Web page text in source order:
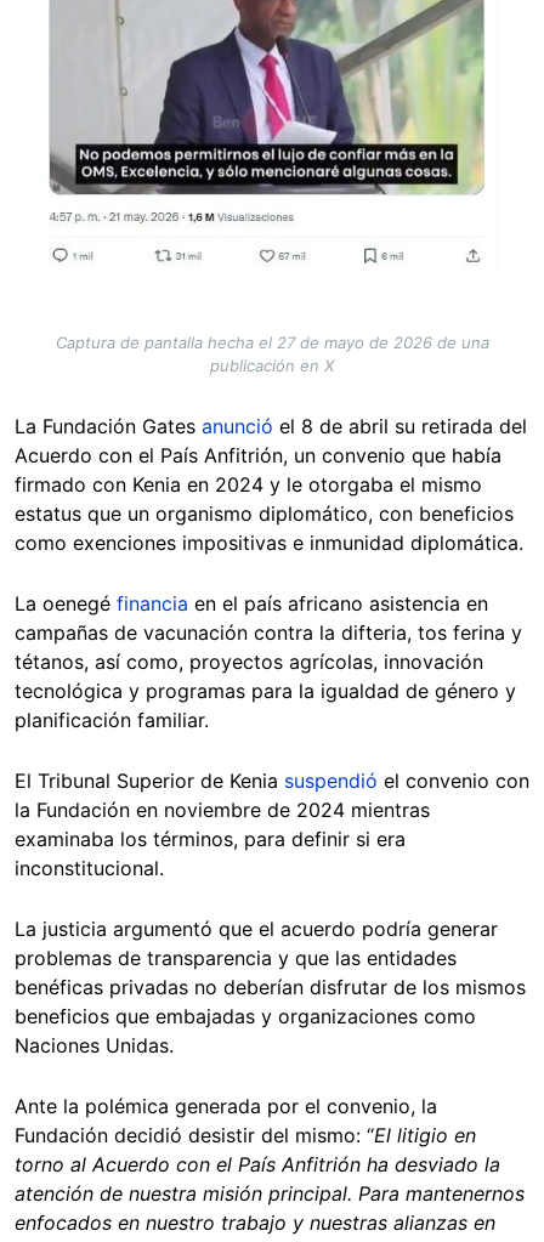
Captura de pantalla hecha el 27 de mayo de 2026 de una
publicación en X
La Fundación Gates anunció el 8 de abril su retirada del
Acuerdo con el País Anfitrión, un convenio que había
firmado con Kenia en 2024 y le otorgaba el mismo
estatus que un organismo diplomático, con beneficios
como exenciones impositivas e inmunidad diplomática.
La oenegé financia en el país africano asistencia en
campañas de vacunación contra la difteria, tos ferina y
tétanos, así como, proyectos agrícolas, innovación
tecnológica y programas para la igualdad de género y
planificación familiar.
El Tribunal Superior de Kenia suspendió el convenio con
la Fundación en noviembre de 2024 mientras
examinaba los términos, para definir si era
inconstitucional.
La justicia argumentó que el acuerdo podría generar
problemas de transparencia y que las entidades
benéficas privadas no deberían disfrutar de los mismos
beneficios que embajadas y organizaciones como
Naciones Unidas.
Ante la polémica generada por el convenio, la
Fundación decidió desistir del mismo: “El litigio en
torno al Acuerdo con el País Anfitrión ha desviado la
atención de nuestra misión principal. Para mantenernos
enfocados en nuestro trabajo y nuestras alianzas en